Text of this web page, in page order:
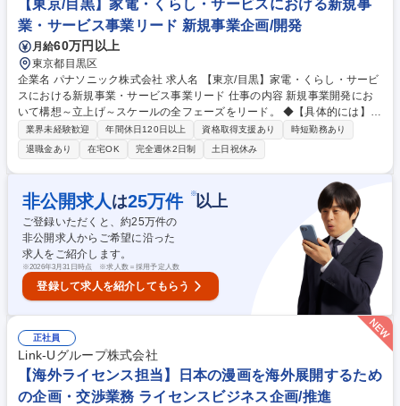
【東京/目黒】家電・くらし・サービスにおける新規事
業・サービス事業リード 新規事業企画/開発
月給60万円以上
東京都目黒区
企業名 パナソニック株式会社 求人名 【東京/目黒】家電・くらし・サービ
スにおける新規事業・サービス事業リード 仕事の内容 新規事業開発にお
いて構想～立上げ～スケールの全フェーズをリード。 ◆【具体的には】■
新規事業戦略・サービスの企画開発■ビジネスモデル設計（収益構造、提
供価値、サービス設計）■PoC（概念実証）■家電・ サービス・データに
よる顧客体験の創出■事業立ち上げ～事業マネジメント（P/L責任）■ビジ
ネスモデルの具体化、事業実装■プロジェクト／組織推進■クロスファンク
ショナルチームの推進・リード■事業拡大フェーズでの組織・プロセス整
備■アライアンス・エコシステム構築■家電やくらしにまつわる流通・サー
ビス企業、社外パートナーとの共同事業推進（共創モデル） など 募集職
種 【東京/目黒】家電・くらし・サービスにおける新規事業・サービス事
業リード
業界未経験歓迎 年間休日120日以上 資格取得支援あり
時短勤務あり
退職金あり
在宅OK 完全週休2日制 土日祝休み
非公開求人 は25万件 ※以上
ご登録いただくと、約25万件の
非公開求人からご希望に沿った
求人をご紹介します。
※2026年3月31日時点 ※求人数＝採用予定人数
登録して求人を紹介してもらう
正社員
Link‐Uグループ株式会社
【海外ライセンス担当】日本の漫画を海外展開するため
の企画・交渉業務 ライセンスビジネス企画/推進